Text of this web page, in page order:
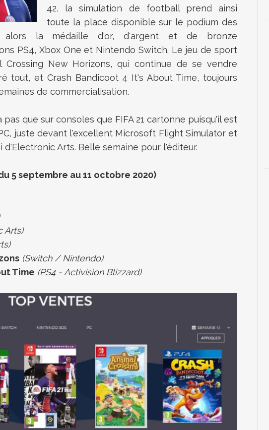
42, la simulation de football prend ainsi
toute la place disponible sur le podium des
alors la médaille d'or, d'argent et de bronze
PS4, Xbox One et Nintendo Switch. Le jeu de sport
Crossing New Horizons, qui continue de se vendre
tout, et Crash Bandicoot 4 It's About Time, toujours
de commercialisation.
pas que sur consoles que FIFA 21 cartonne puisqu'il est
juste devant l'excellent Microsoft Flight Simulator et
d'Electronic Arts. Belle semaine pour l'éditeur.
5 septembre au 11 octobre 2020)
Arts)
(Switch / Nintendo)
Time (PS4 - Activision Blizzard)